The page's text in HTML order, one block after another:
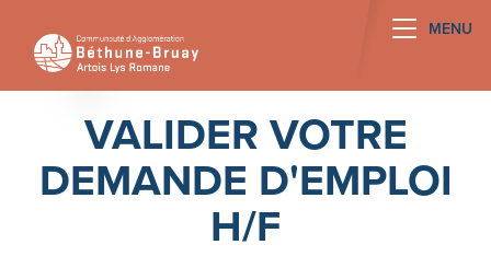
Toggle
MENU
VALIDER VOTRE
DEMANDE D'EMPLOI
H/F